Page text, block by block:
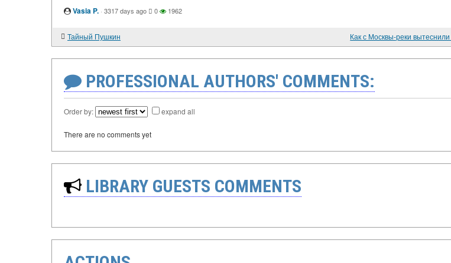
Vasia P. · 3317 days ago 0 1962
Тайный Пушкин
PROFESSIONAL AUTHORS' COMMENTS:
Order by: expand all
There are no comments yet
LIBRARY GUESTS COMMENTS